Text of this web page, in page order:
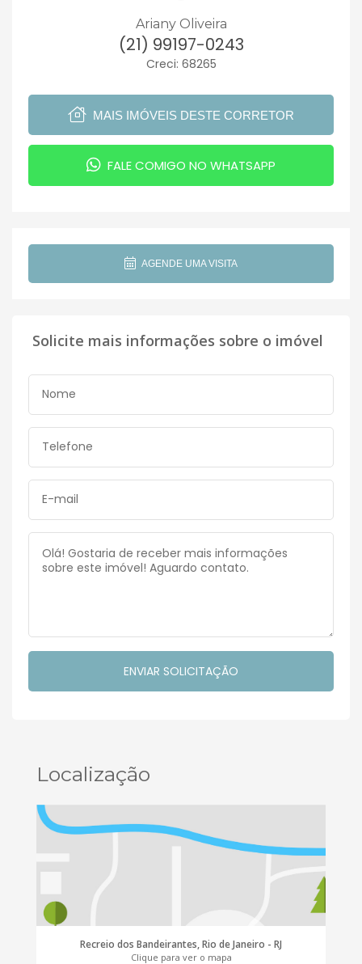
Ariany Oliveira
(21) 99197-0243
Creci: 68265
MAIS IMÓVEIS DESTE CORRETOR
FALE COMIGO NO WHATSAPP
AGENDE UMA VISITA
Solicite mais informações sobre o imóvel
Localização
Recreio dos Bandeirantes, Rio de Janeiro - RJ
Clique para ver o mapa